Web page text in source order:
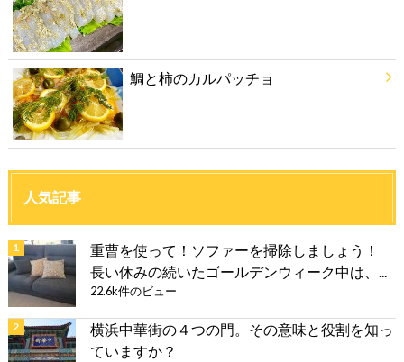
鯛と柿のカルパッチョ
人気記事
重曹を使って！ソファーを掃除しましょう！
長い休みの続いたゴールデンウィーク中は、...
22.6k件のビュー
横浜中華街の４つの門。その意味と役割を知っ
ていますか？